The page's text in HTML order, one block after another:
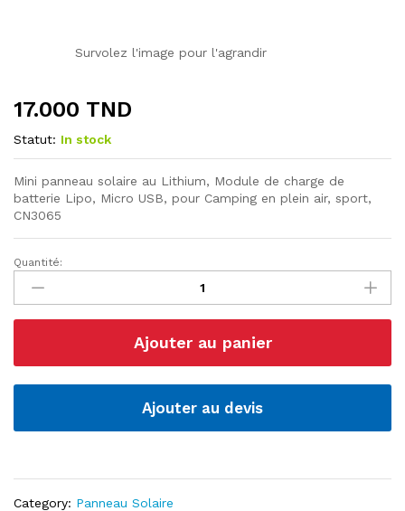
Survolez l'image pour l'agrandir
17.000 TND
Statut: In stock
Mini panneau solaire au Lithium, Module de charge de
batterie Lipo, Micro USB, pour Camping en plein air, sport,
CN3065
Module
chargeur
solaire
CN3065
736
quantité
Quantité:
Ajouter au panier
Ajouter au devis
Category: Panneau Solaire